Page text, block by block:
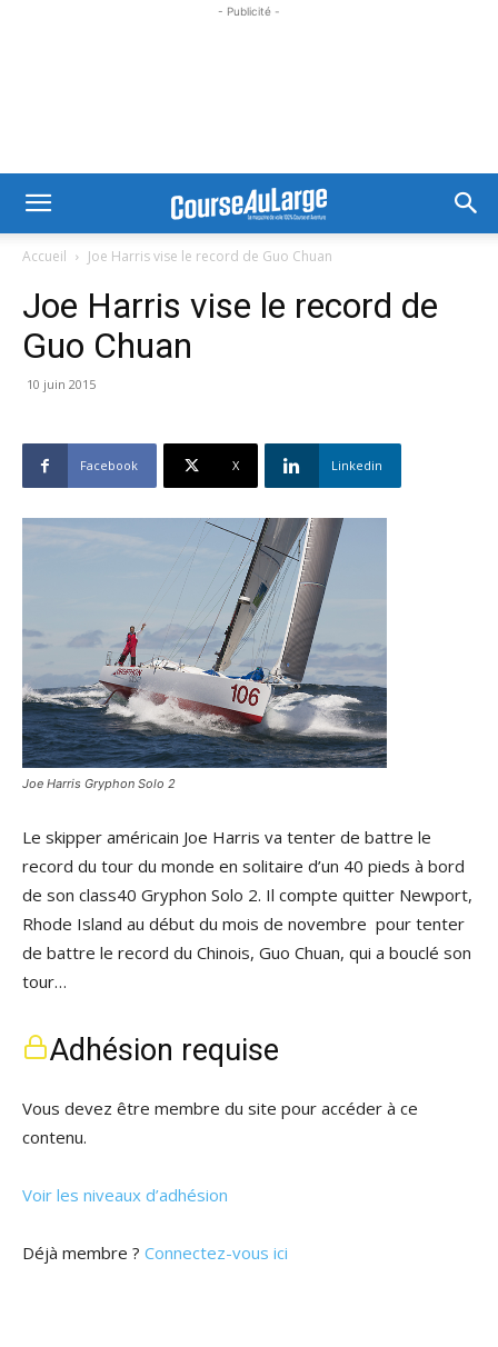
- Publicité -
Accueil Joe Harris vise le record de Guo Chuan
Joe Harris vise le record de
Guo Chuan
10 juin 2015
Facebook X Linkedin
Joe Harris Gryphon Solo 2
Le skipper américain Joe Harris va tenter de battre le
record du tour du monde en solitaire d’un 40 pieds à bord
de son class40 Gryphon Solo 2. Il compte quitter Newport,
Rhode Island au début du mois de novembre pour tenter
de battre le record du Chinois, Guo Chuan, qui a bouclé son
tour…
Adhésion requise
Vous devez être membre du site pour accéder à ce
contenu.
Voir les niveaux d’adhésion
Déjà membre ? Connectez-vous ici